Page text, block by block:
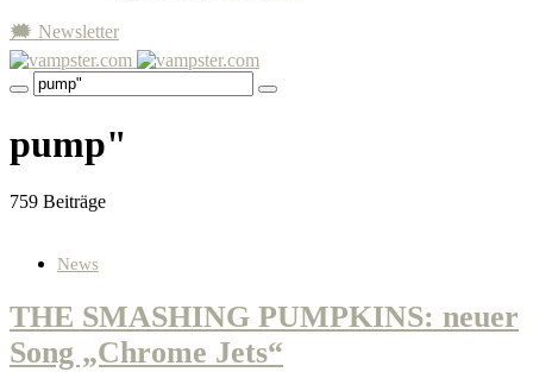
🗯 Newsletter
pump"
759 Beiträge
News
THE SMASHING PUMPKINS: neuer
Song „Chrome Jets“